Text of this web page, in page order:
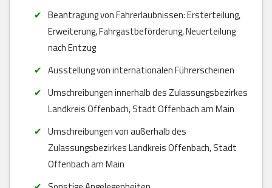
Beantragung von Fahrerlaubnissen: Ersterteilung,
Erweiterung, Fahrgastbeförderung, Neuerteilung
nach Entzug
Ausstellung von internationalen Führerscheinen
Umschreibungen innerhalb des Zulassungsbezirkes
Landkreis Offenbach, Stadt Offenbach am Main
Umschreibungen von außerhalb des
Zulassungsbezirkes Landkreis Offenbach, Stadt
Offenbach am Main